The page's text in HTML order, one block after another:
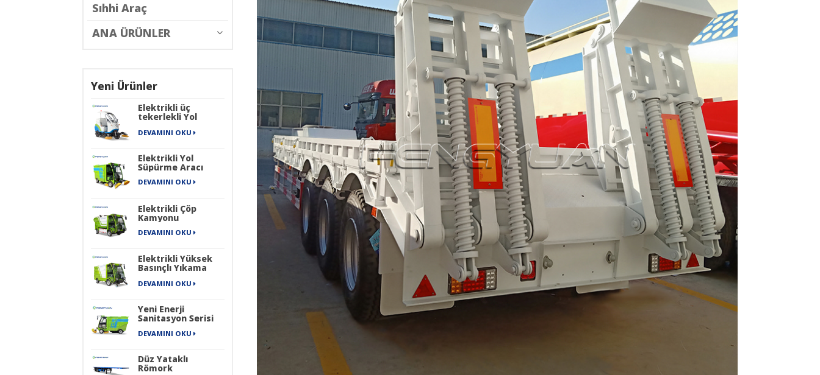
Sıhhi Araç
ANA ÜRÜNLER
Yeni Ürünler
Elektrikli üç
tekerlekli Yol
DEVAMINI OKU
Elektrikli Yol
Süpürme Aracı
DEVAMINI OKU
Elektrikli Çöp
Kamyonu
DEVAMINI OKU
Elektrikli Yüksek
Basınçlı Yıkama
DEVAMINI OKU
Yeni Enerji
Sanitasyon Serisi
Dört Tekerlekli Saf
Elektrikli
Süpürme Makinesi
DEVAMINI OKU
Düz Yataklı
Römork